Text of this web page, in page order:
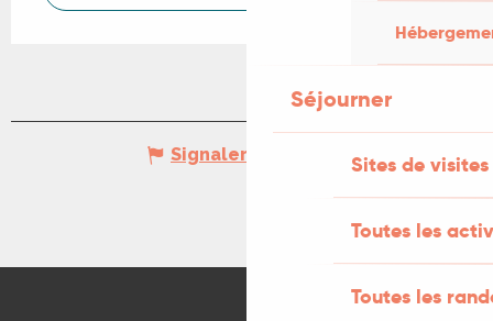
Séjourner
Sites de visites
Toutes les
Toutes les
Signaler une erreur